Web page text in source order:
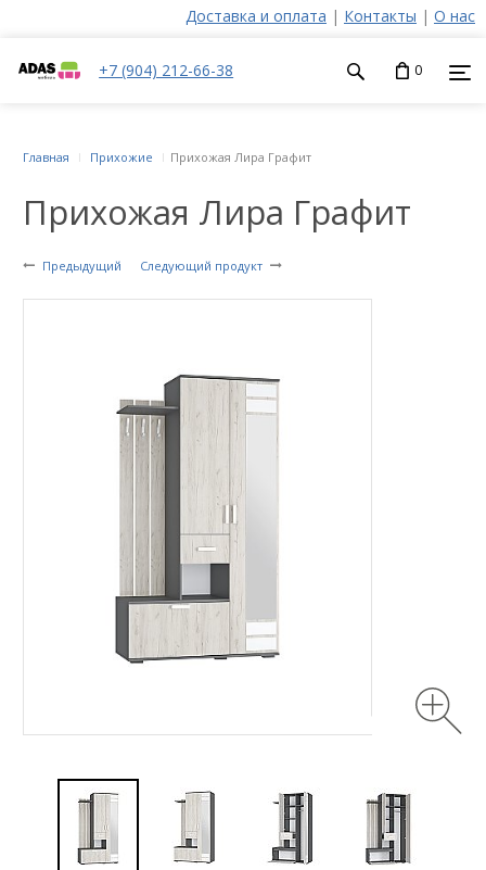
Доставка и оплата | Контакты | О нас
+7 (904) 212-66-38 0
Прихожая Лира Графит
Предыдущий Следующий продукт
Главная Прихожие Прихожая Лира Графит